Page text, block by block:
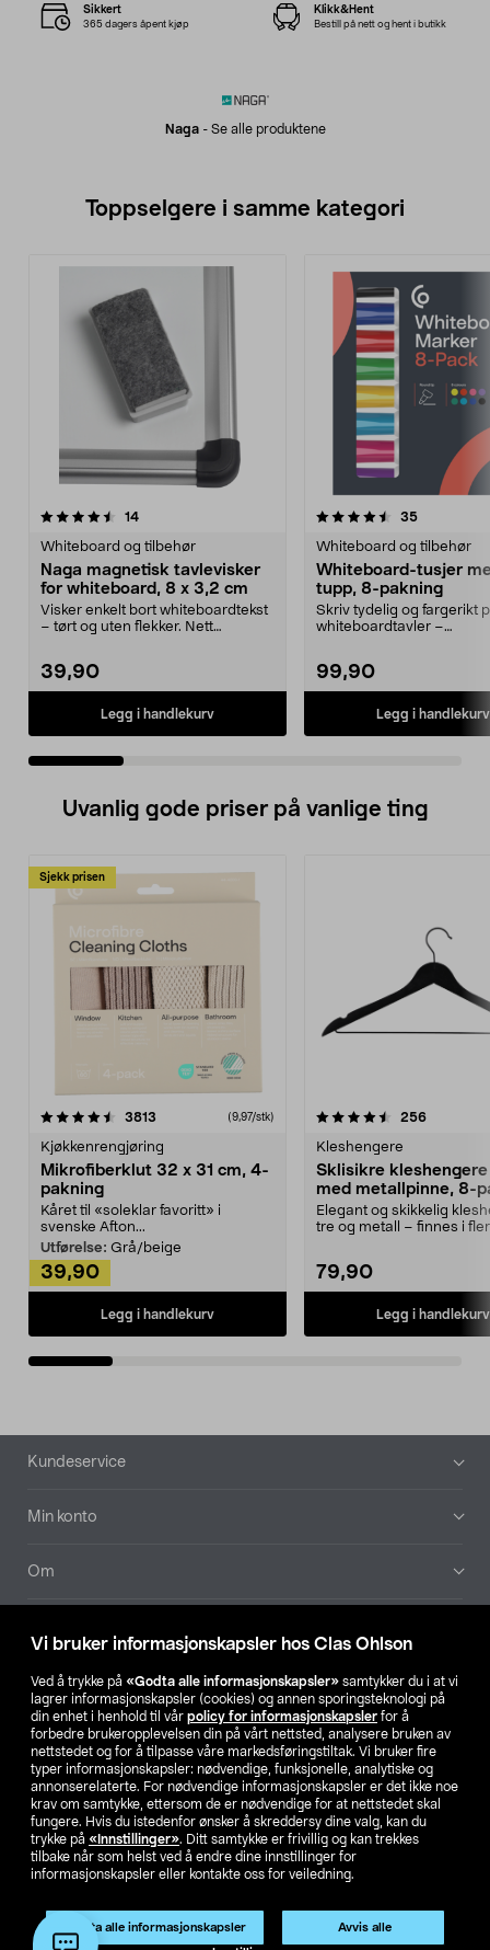
Vi bruker informasjonskapsler hos Clas Ohlson
Ved å trykke på «Godta alle informasjonskapsler» samtykker du i at vi
lagrer informasjonskapsler (cookies) og annen sporingsteknologi på
din enhet i henhold til vår policy for informasjonskapsler for å
forbedre brukeropplevelsen din på vårt nettsted, analysere bruken av
nettstedet og for å tilpasse våre markedsføringstiltak. Vi bruker fire
typer informasjonskapsler: nødvendige, funksjonelle, analytiske og
annonserelaterte. For nødvendige informasjonskapsler er det ikke noe
krav om samtykke, ettersom de er nødvendige for at nettstedet skal
fungere. Hvis du istedenfor ønsker å skreddersy dine valg, kan du
trykke på «Innstillinger». Ditt samtykke er frivillig og kan trekkes
tilbake når som helst ved å endre dine innstillinger for
informasjonskapsler eller kontakte oss for veiledning.
Godta alle informasjonskapsler Avvis alle
Naga- Se alle produktene
Sikkert
365 dagers åpent kjøp
Klikk&Hent
Bestill på nett og hent i butikk
Toppselgere i samme kategori
14anmeldelser
Whiteboard og tilbehør
Naga magnetisk tavlevisker
for whiteboard, 8 x 3,2 cm
Visker enkelt bort whiteboardtekst
– tørt og uten flekker. Nett
39,90
Legg i handlekurv
4.5 av 5 stjerner 35
Whiteboard og tilbehør
Whiteboard-tusjer
tupp, 8-pakning
Skriv tydelig og fargerikt
whiteboardtavler –
99,90
Legg i handlekurv
4.0 av 5 stjerner
Uvanlig gode priser på vanlige ting
Sjekk prisen
3813 anmeldelser(9,97/stk)
Kjøkkenrengjøring
Mikrofiberklut 32 x 31 cm, 4-
pakning
Kåret til «soleklar favoritt» i
svenske Afton...
Utførelse: Grå/beige
39,90
Legg i handlekurv
4.5av 5 stjerner 256
Kleshengere
Sklisikre
med metallpinne, 8-
Elegant og skikkelig
tre og metall – finnes i
79,90
Legg i handlekurv
4.5av 5 stjerner
Bunntekst
Kundeservice
Min konto
Om
Våre selskaper
Finn din butikk
SE NO FI
Privacy statement Medlemsvilkår Kjøpsvilkår For bedrifter